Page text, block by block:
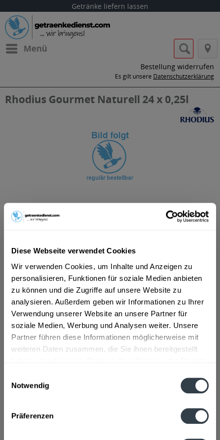
Diese Webseite verwendet Cookies
Wir verwenden Cookies, um Inhalte und Anzeigen zu
personalisieren, Funktionen für soziale Medien anbieten
zu können und die Zugriffe auf unsere Website zu
analysieren. Außerdem geben wir Informationen zu Ihrer
Verwendung unserer Website an unsere Partner für
soziale Medien, Werbung und Analysen weiter. Unsere
Partner führen diese Informationen möglicherweise mit
weiteren Daten zusammen, die Sie ihnen bereitgestellt
Notwendig
Präferenzen
Getränke liefern lassen
Menü
Bestellung widerrufen
Es gilt unsere Datenschutzerklärung
Rhodius Gourmet Naturell 24 x 0,25l
ab 10,19 € *
inkl. MwSt.ggf. zzgl. Erschwerniszuschlag
Vorrätig
MEHRWEG
+6,07 € Pfand
In denWarenkorb
Beschreibung